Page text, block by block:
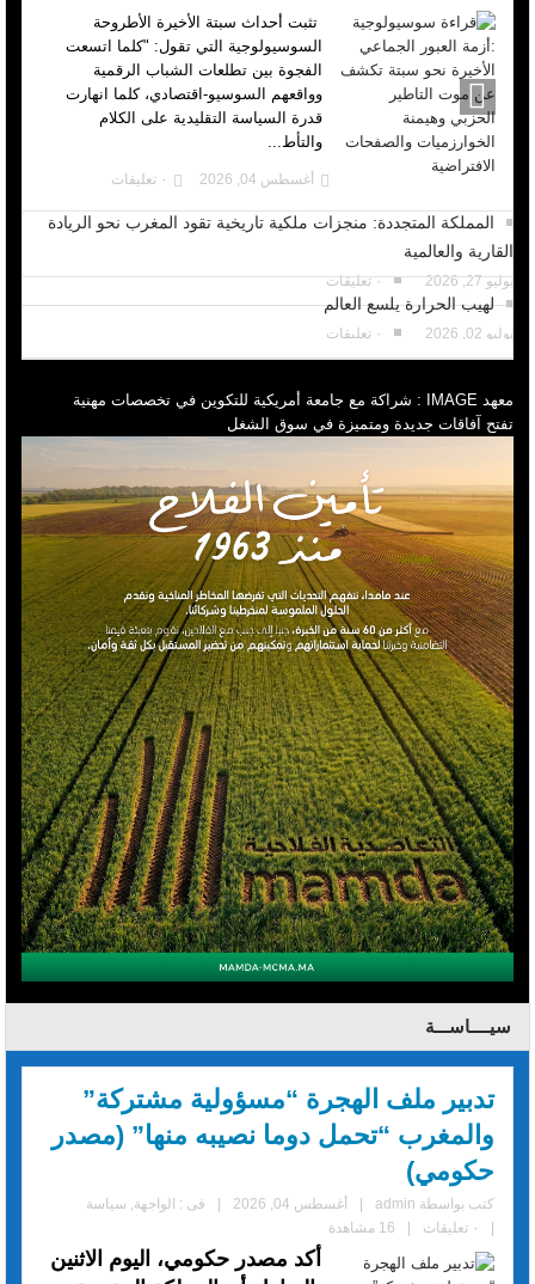
تثبت أحداث سبتة الأخيرة الأطروحة
السوسيولوجية التي تقول: "كلما اتسعت
الفجوة بين تطلعات الشباب الرقمية
وواقعهم السوسيو-اقتصادي، كلما انهارت
قدرة السياسة التقليدية على الكلام
والتأط...
أغسطس 04, 2026 ٠ تعليقات
المملكة المتجددة: منجزات ملكية تاريخية تقود المغرب نحو الريادة
القارية والعالمية
يوليو 27, 2026 ٠ تعليقات
لهيب الحرارة يلسع العالم
يوليو 02, 2026 ٠ تعليقات
معهد IMAGE : شراكة مع جامعة أمريكية للتكوين في تخصصات مهنية
تفتح آفاقات جديدة ومتميزة في سوق الشغل
سيــــاســـة
تدبير ملف الهجرة “مسؤولية مشتركة”
والمغرب “تحمل دوما نصيبه منها” (مصدر
حكومي)
كتب بواسطة admin
| أغسطس 04, 2026 | فى : الواجهة, سياسة
|
٠ تعليقات | 16 مشاهدة
أكد مصدر حكومي، اليوم الاثنين